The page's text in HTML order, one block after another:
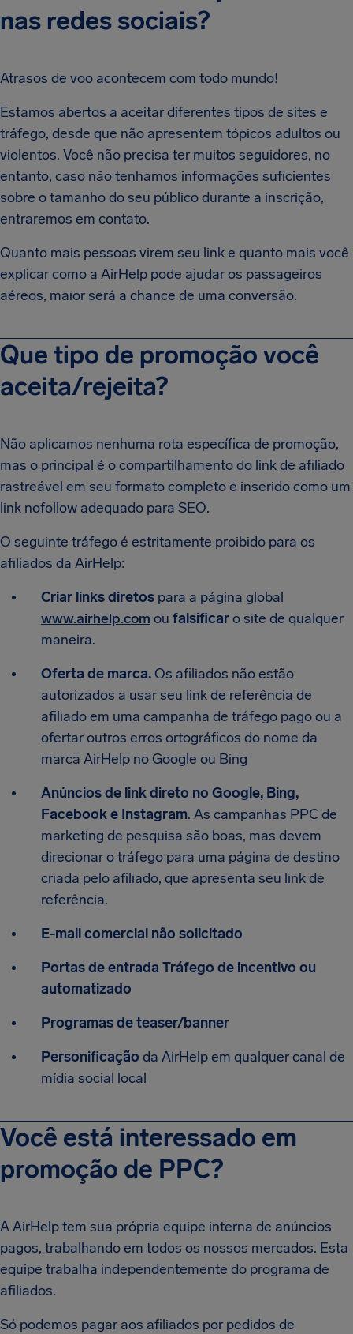
nas redes sociais?
Atrasos de voo acontecem com todo mundo!
Estamos abertos a aceitar diferentes tipos de sites e
tráfego, desde que não apresentem tópicos adultos ou
violentos. Você não precisa ter muitos seguidores, no
entanto, caso não tenhamos informações suficientes
sobre o tamanho do seu público durante a inscrição,
entraremos em contato.
Quanto mais pessoas virem seu link e quanto mais você
explicar como a AirHelp pode ajudar os passageiros
aéreos, maior será a chance de uma conversão.
Que tipo de promoção você
aceita/rejeita?
Não aplicamos nenhuma rota específica de promoção,
mas o principal é o compartilhamento do link de afiliado
rastreável em seu formato completo e inserido como um
link nofollow adequado para SEO.
O seguinte tráfego é estritamente proibido para os
afiliados da AirHelp:
Criar links diretos para a página global
www.airhelp.com ou falsificaro site de qualquer
maneira.
Oferta de marca.Os afiliados não estão
autorizados a usar seu link de referência de
afiliado em uma campanha de tráfego pago ou a
ofertar outros erros ortográficos do nome da
marca AirHelp no Google ou Bing
Anúncios de link direto no Google, Bing,
Facebook e Instagram. As campanhas PPC de
marketing de pesquisa são boas, mas devem
direcionar o tráfego para uma página de destino
criada pelo afiliado, que apresenta seu link de
referência.
E-mail comercial não solicitado
Portas de entrada Tráfego de incentivo ou
automatizado
Programas de teaser/banner
Personificação da AirHelp em qualquer canal de
mídia social local
Você está interessado em
promoção de PPC?
A AirHelp tem sua própria equipe interna de anúncios
pagos, trabalhando em todos os nossos mercados. Esta
equipe trabalha independentemente do programa de
afiliados.
Só podemos pagar aos afiliados por pedidos de